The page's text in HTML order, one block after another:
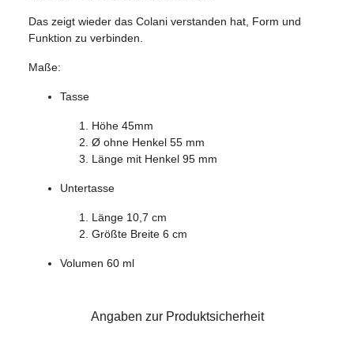
Das zeigt wieder das Colani verstanden hat, Form und
Funktion zu verbinden.
Maße:
Tasse
Höhe 45mm
Ø ohne Henkel 55 mm
Länge mit Henkel 95 mm
Untertasse
Länge 10,7 cm
Größte Breite 6 cm
Volumen 60 ml
Angaben zur Produktsicherheit